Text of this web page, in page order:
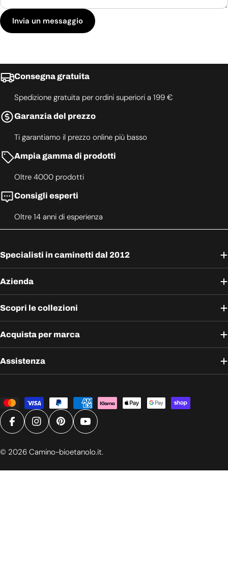
Invia un messaggio
Consegna gratuita
Spedizione gratuita per ordini superiori a 199 €
Garanzia del prezzo
Ti garantiamo il prezzo online più basso
Ampia gamma di prodotti
Oltre 4000 prodotti
Consigli esperti
Oltre 14 anni di esperienza
Specialisti in caminetti dal 2012
Azienda
Scopri le collezioni
Acquista per marca
Assistenza
Metodi
di
pagamento
FacebookInstagramPinterestYouTube
© 2026 Camino-bioetanolo.it.